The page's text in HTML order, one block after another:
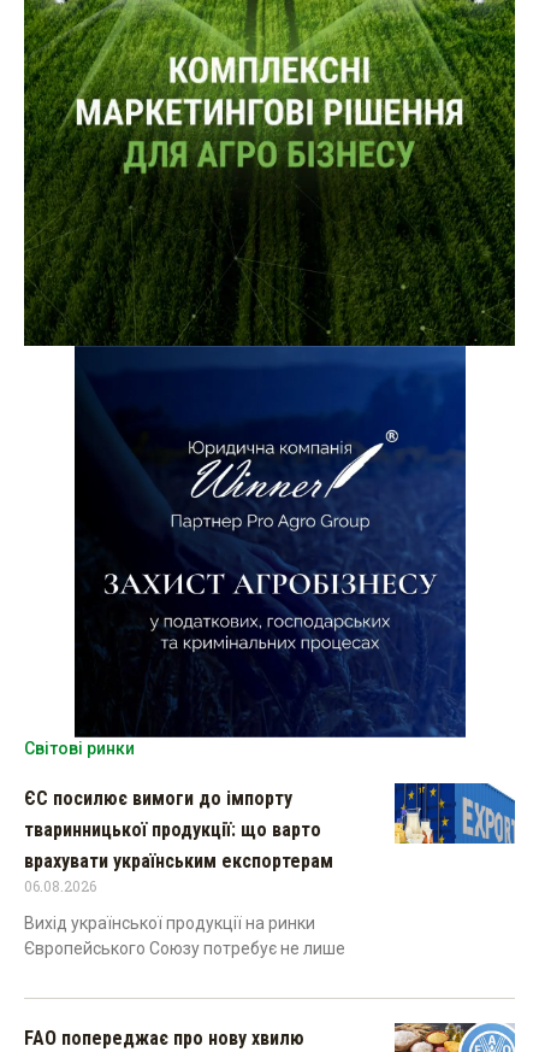
Світові ринки
ЄС посилює вимоги до імпорту
тваринницької продукції: що варто
врахувати українським експортерам
06.08.2026
Вихід української продукції на ринки
Європейського Союзу потребує не лише
FAO попереджає про нову хвилю